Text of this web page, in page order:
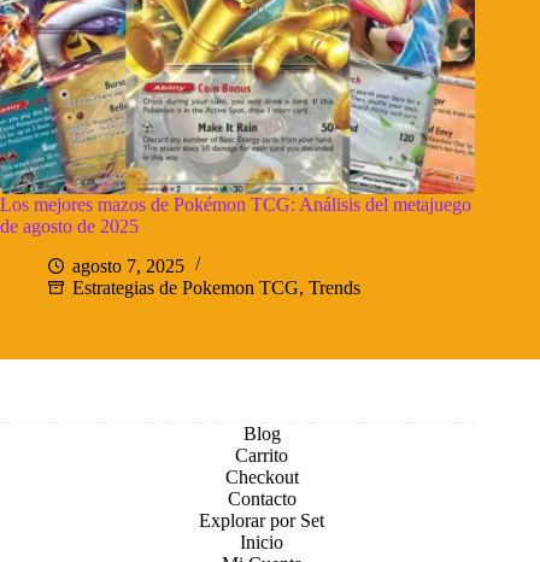
Los mejores mazos de Pokémon TCG: Análisis del metajuego
de agosto de 2025
agosto 7, 2025
Estrategias de Pokemon TCG, Trends
Blog
Carrito
Checkout
Contacto
Explorar por Set
Inicio